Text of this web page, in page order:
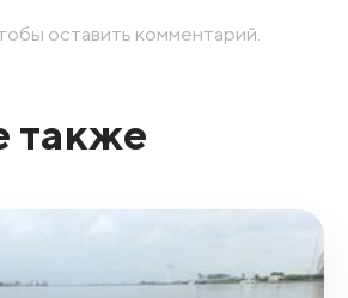
оставить комментарий.
также